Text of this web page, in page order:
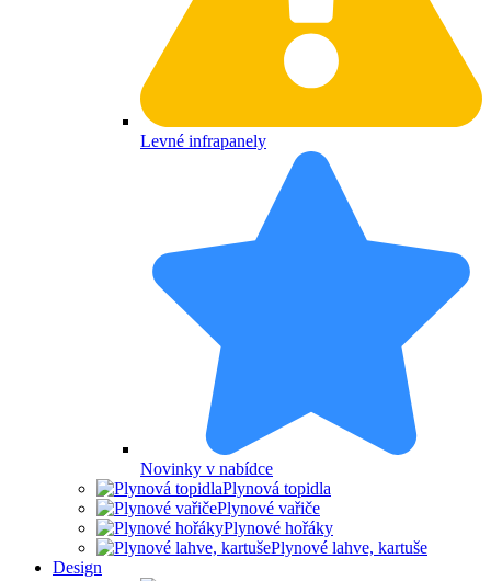
Levné infrapanely
Novinky v nabídce
Plynová topidla
Plynové vařiče
Plynové hořáky
Plynové lahve, kartuše
Design